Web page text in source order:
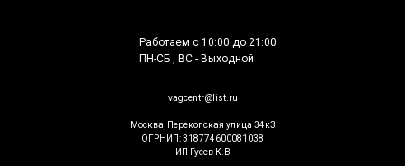
Москва, Перекопская улица 34к3
ОГРНИП: 318774600081038
ИП Гусев К.В
vagcentr@list.ru
Работаем с 10:00 до 21:00
ПН-СБ , ВС - Выходной